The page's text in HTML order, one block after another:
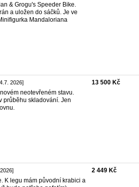
& Grogu's Speeder Bike.
a uložen do sáčků. Je ve
Mandaloriana
2026]
neotevřeném stavu.
průběhu skladování. Jen
13 500 Kč
K legu mám původní krabici a
2 449 Kč